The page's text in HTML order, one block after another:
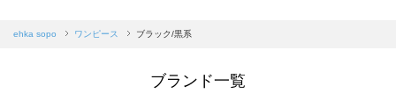
Samansa Mos2 blue（サマンサモスモス ブルー）のワンピース一覧
sō4ū（ソウフォーユー）のワンピース一覧
ehka sopo ワンピース ブラック/黒系
ブランド一覧